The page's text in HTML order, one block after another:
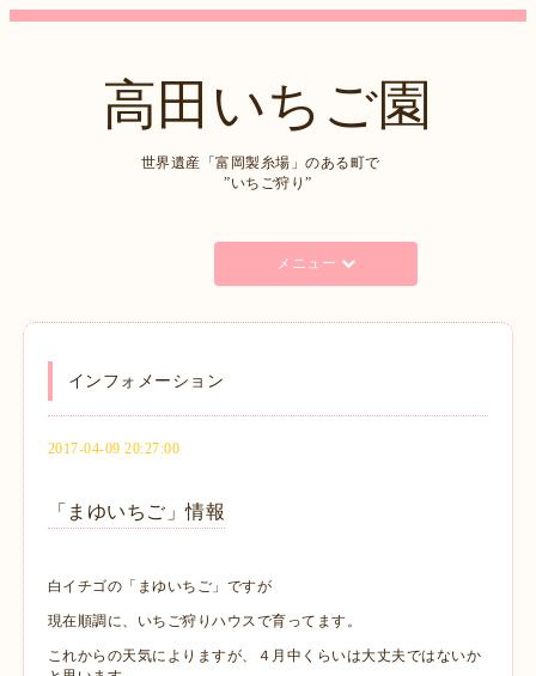
高田いちご園
世界遺産「富岡製糸場」のある町で
”いちご狩り”
メニュー
インフォメーション
2017-04-09 20:27:00
「まゆいちご」情報
白イチゴの「まゆいちご」ですが
現在順調に、いちご狩りハウスで育ってます。
これからの天気によりますが、４月中くらいは大丈夫ではないか